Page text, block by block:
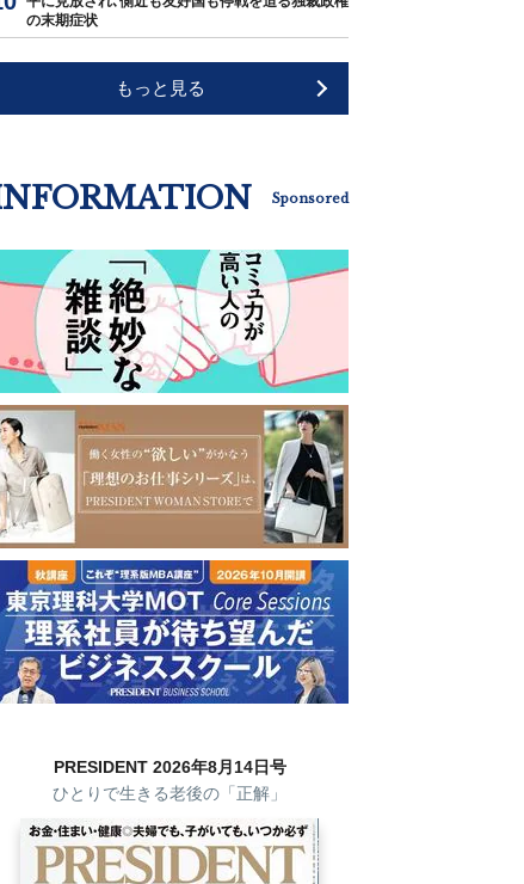
の末期症状
もっと見る
Sponsored
PRESIDENT 2026年8月14日号
ひとりで生きる老後の「正解」